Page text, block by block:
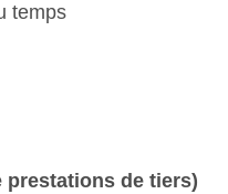
temps
prestations de tiers)